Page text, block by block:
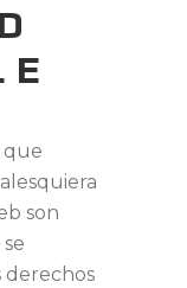
E
que
son
derechos